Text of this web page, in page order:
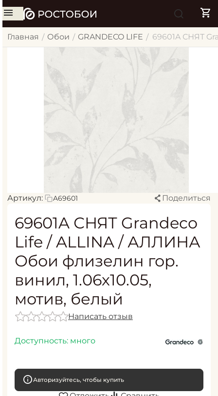
Главная / Обои / GRANDECO LIFE / 69601A СНЯТ
Артикул: A69601 Поделиться
69601A СНЯТ Grandeco
Life / ALLINA / АЛЛИНА
Обои флизелин гор.
винил, 1.06х10.05,
мотив, белый
Написать отзыв
Доступность: много
Авторизуйтесь, чтобы купить